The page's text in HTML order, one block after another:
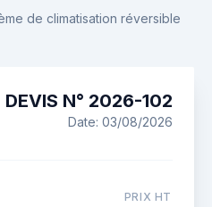
de climatisation réversible
DEVIS N° 2026-102
Date: 03/08/2026
PRIX HT